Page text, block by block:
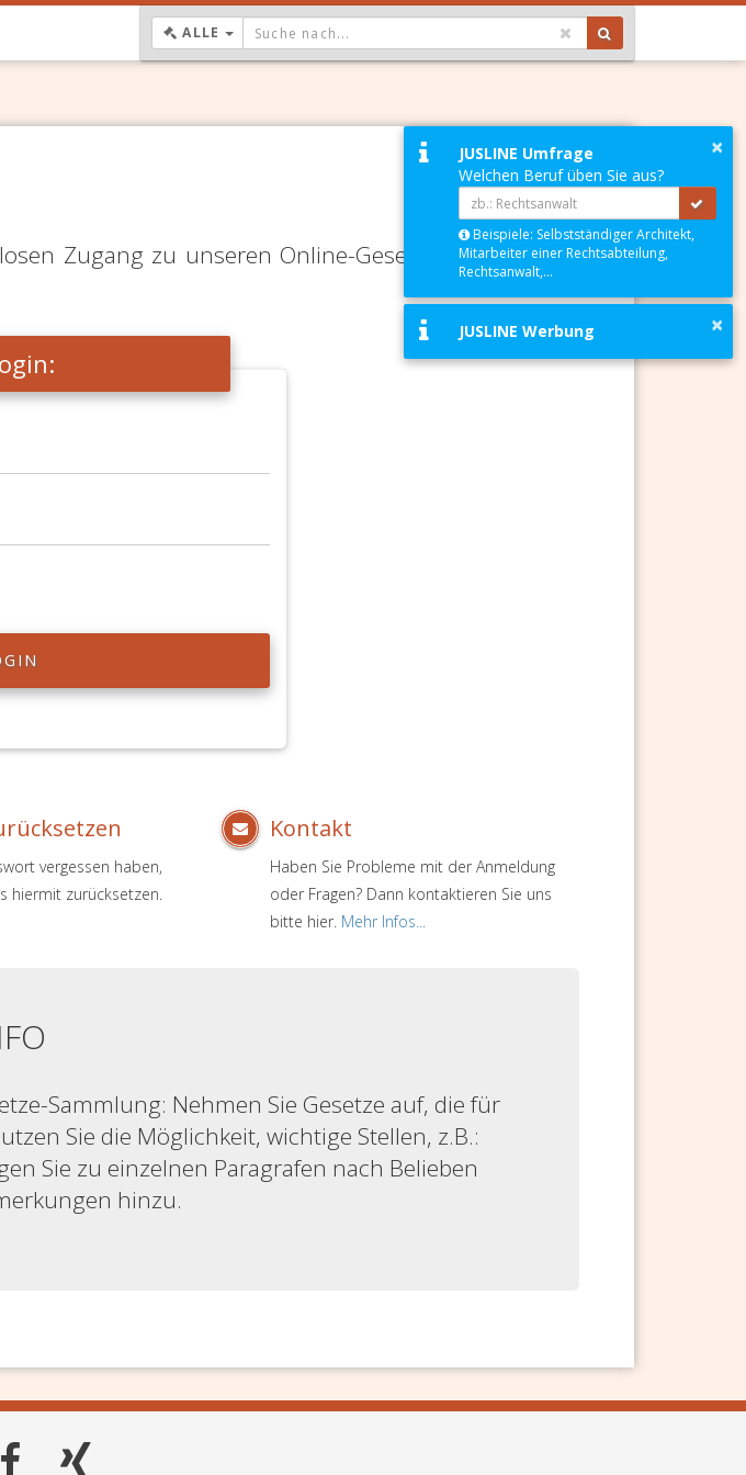
ALLE DROPDOWN: GEWÄHLTER WERT IST ALLE
Zugang zu unseren Online-Gesetze-Services und
vergessen haben,
hiermit zurücksetzen.
Kontakt
Haben Sie Probleme mit der Anmeldung
oder Fragen? Dann kontaktieren Sie uns
bitte hier. Mehr Infos...
Sammlung: Nehmen Sie Gesetze auf, die für
Sie die Möglichkeit, wichtige Stellen, z.B.:
Sie zu einzelnen Paragrafen nach Belieben
hinzu.
×
JUSLINE Umfrage
Welchen Beruf üben Sie aus?
Beispiele: Selbstständiger Architekt,
Mitarbeiter einer Rechtsabteilung,
Rechtsanwalt,...
×
JUSLINE Werbung